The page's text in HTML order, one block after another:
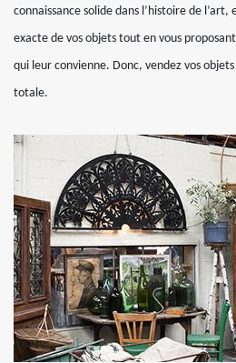
connaissance solide dans l’histoire de
exacte de vos objets tout en vous
qui leur convienne. Donc, vendez vos
totale.